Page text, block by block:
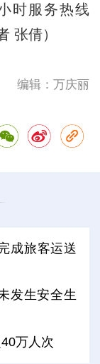
时服务热线
张倩）
编辑：万庆丽
成旅客运送
发生安全生
万人次